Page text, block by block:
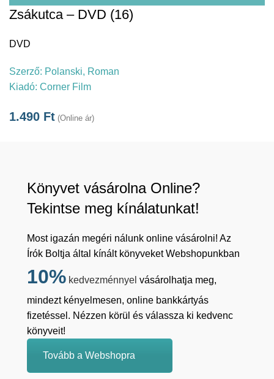
Zsákutca – DVD (16)
DVD
Szerző: Polanski, Roman
Kiadó: Corner Film
1.490 Ft (Online ár)
Könyvet vásárolna Online?
Tekintse meg kínálatunkat!
Most igazán megéri nálunk online vásárolni! Az
Írók Boltja által kínált könyveket Webshopunkban
10% kedvezménnyel vásárolhatja meg,
mindezt kényelmesen, online bankkártyás
fizetéssel. Nézzen körül és válassza ki kedvenc
könyveit!
Tovább a Webshopra